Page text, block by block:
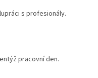
s profesionály.
pracovní den.